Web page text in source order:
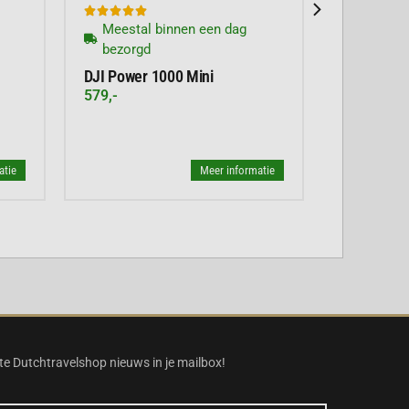

Meestal binnen een dag
bezorgd
DJI Power 1000 Mini
579,-
Meer informatie
Dutchtravelshop nieuws in je mailbox!